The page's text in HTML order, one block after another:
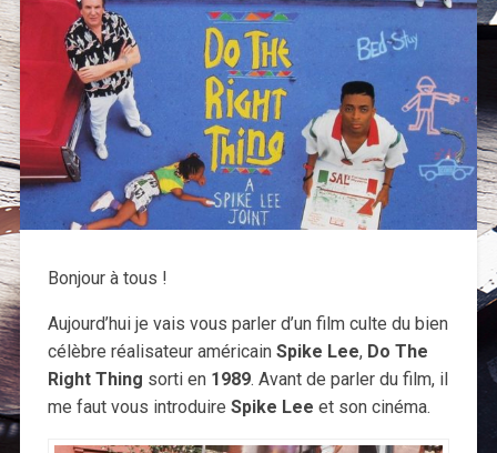
Bonjour à tous !
Aujourd’hui je vais vous parler d’un film culte du bien
célèbre réalisateur américain Spike Lee, Do The
Right Thing sorti en 1989. Avant de parler du film, il
me faut vous introduire Spike Lee et son cinéma.